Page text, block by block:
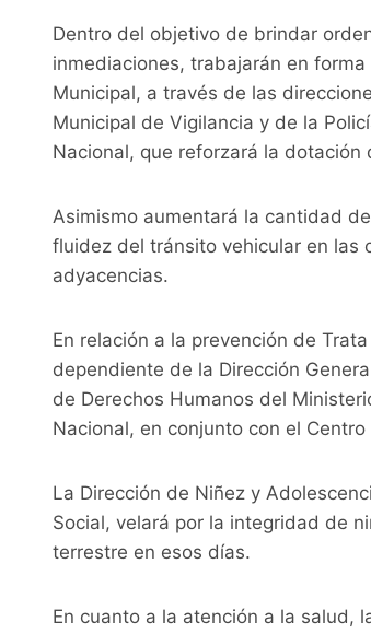
Dentro del objetivo de brindar
inmediaciones, trabajarán en
Municipal, a través de las
Municipal de Vigilancia y de la
Nacional, que reforzará la
Asimismo aumentará la cantidad
fluidez del tránsito vehicular en las
adyacencias.
En relación a la prevención de
dependiente de la Dirección
de Derechos Humanos del
Nacional, en conjunto con el
La Dirección de Niñez y
Social, velará por la integridad de
terrestre en esos días.
En cuanto a la atención a la salud,